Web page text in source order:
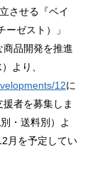
させる『ベイ
ゼスト）」
品開発を推進
より、
12に
者を募集しま
・送料別）よ
月を予定してい